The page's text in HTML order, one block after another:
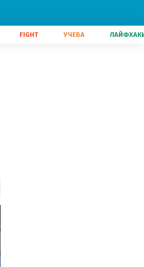
FIGHT УЧЕБА